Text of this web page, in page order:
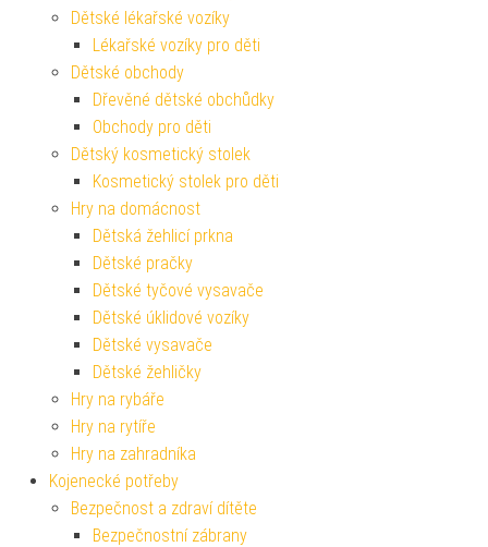
Dětské lékařské vozíky
Lékařské vozíky pro děti
Dětské obchody
Dřevěné dětské obchůdky
Obchody pro děti
Dětský kosmetický stolek
Kosmetický stolek pro děti
Hry na domácnost
Dětská žehlicí prkna
Dětské pračky
Dětské tyčové vysavače
Dětské úklidové vozíky
Dětské vysavače
Dětské žehličky
Hry na rybáře
Hry na rytíře
Hry na zahradníka
Kojenecké potřeby
Bezpečnost a zdraví dítěte
Bezpečnostní zábrany